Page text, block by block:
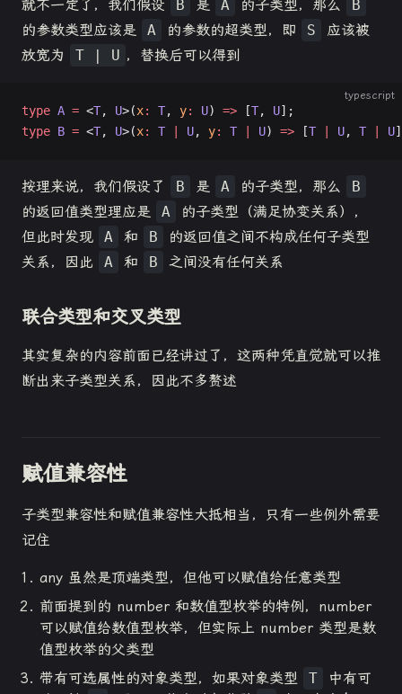
就不一定了，我们假设
B 是 A 的子类型，那么
B
的参数类型应该是
A 的参数的超类型，即 S
应该被
放宽为
T | U ，替换后可以得到
typescript
type A = <T, U>(x: T, y: U) => [T, U];
type B = <T, U>(x: T | U, y: T | U) => [T | U, T | U
按理来说，我们假设了 B 是 A 的子类型，那么
B
的返回值类型理应是
A
的子类型（满足协变关系），
但此时发现
A 和 B
的返回值之间不构成任何子类型
关系，因此
A 和 B 之间没有任何关系
联合类型和交叉类型
其实复杂的内容前面已经讲过了，这两种凭直觉就可以推
断出来子类型关系，因此不多赘述
赋值兼容性
子类型兼容性和赋值兼容性大抵相当，只有一些例外需要
记住
any 虽然是顶端类型，但他可以赋值给任意类型
前面提到的 number 和数值型枚举的特例，number
可以赋值给数值型枚举，但实际上 number 类型是数
值型枚举的父类型
带有可选属性的对象类型，如果对象类型
T
中有可